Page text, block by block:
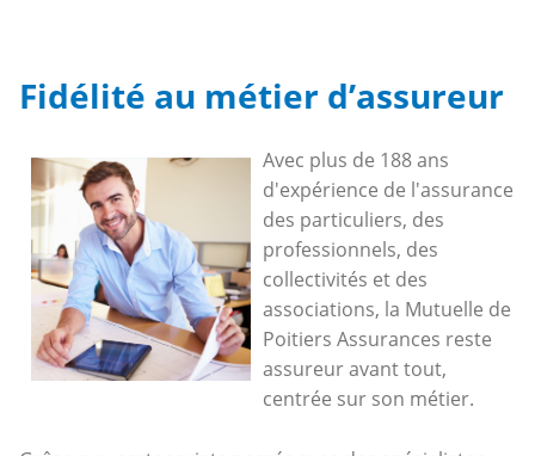
Fidélité au métier d’assureur
Avec plus de 188 ans
d'expérience de l'assurance
des particuliers, des
professionnels, des
collectivités et des
associations, la Mutuelle de
Poitiers Assurances reste
assureur avant tout,
centrée sur son métier.